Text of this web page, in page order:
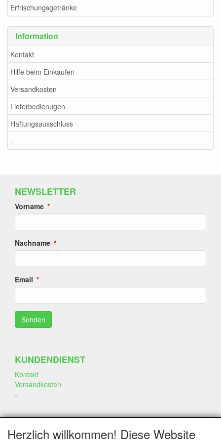
Erfrischungsgetränke
Information
Kontakt
Hilfe beim Einkaufen
Versandkosten
Lieferbedienugen
Haftungsausschluss
-
NEWSLETTER
Vorname
Nachname
Email
KUNDENDIENST
Kontakt
Versandkosten
-
SOZIALEN MEDIEN
Herzlich willkommen! Diese Website